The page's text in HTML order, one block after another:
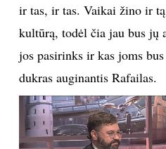
ir tas, ir tas. Vaikai žino ir
kultūrą, todėl čia jau bus jų
jos pasirinks ir kas joms
dukras auginantis Rafailas.